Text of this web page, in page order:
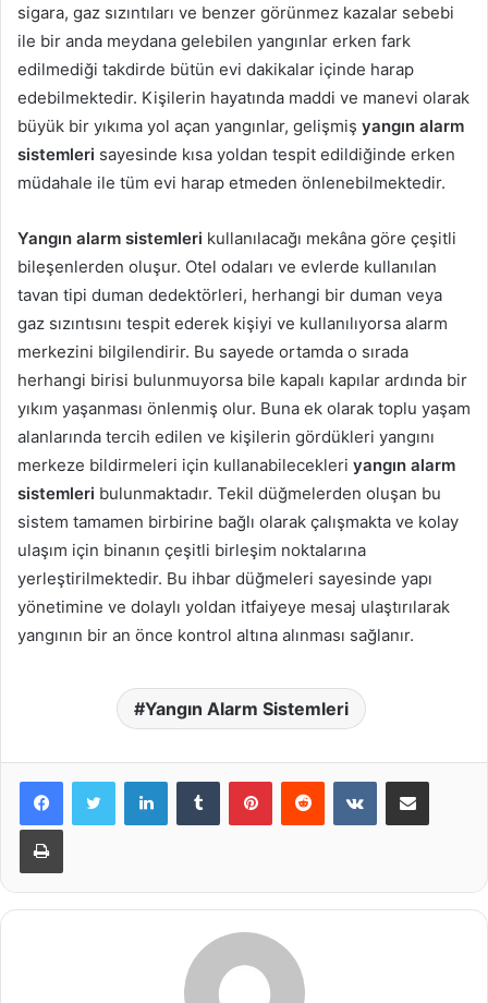
sigara, gaz sızıntıları ve benzer görünmez kazalar sebebi
ile bir anda meydana gelebilen yangınlar erken fark
edilmediği takdirde bütün evi dakikalar içinde harap
edebilmektedir. Kişilerin hayatında maddi ve manevi olarak
büyük bir yıkıma yol açan yangınlar, gelişmiş yangın alarm
sistemleri sayesinde kısa yoldan tespit edildiğinde erken
müdahale ile tüm evi harap etmeden önlenebilmektedir.
Yangın alarm sistemleri kullanılacağı mekâna göre çeşitli
bileşenlerden oluşur. Otel odaları ve evlerde kullanılan
tavan tipi duman dedektörleri, herhangi bir duman veya
gaz sızıntısını tespit ederek kişiyi ve kullanılıyorsa alarm
merkezini bilgilendirir. Bu sayede ortamda o sırada
herhangi birisi bulunmuyorsa bile kapalı kapılar ardında bir
yıkım yaşanması önlenmiş olur. Buna ek olarak toplu yaşam
alanlarında tercih edilen ve kişilerin gördükleri yangını
merkeze bildirmeleri için kullanabilecekleri yangın alarm
sistemleri bulunmaktadır. Tekil düğmelerden oluşan bu
sistem tamamen birbirine bağlı olarak çalışmakta ve kolay
ulaşım için binanın çeşitli birleşim noktalarına
yerleştirilmektedir. Bu ihbar düğmeleri sayesinde yapı
yönetimine ve dolaylı yoldan itfaiyeye mesaj ulaştırılarak
yangının bir an önce kontrol altına alınması sağlanır.
Yangın Alarm Sistemleri
LinkedInTumblr PinterestReddit VKontakteE-Posta ile paylaş
Yazdır